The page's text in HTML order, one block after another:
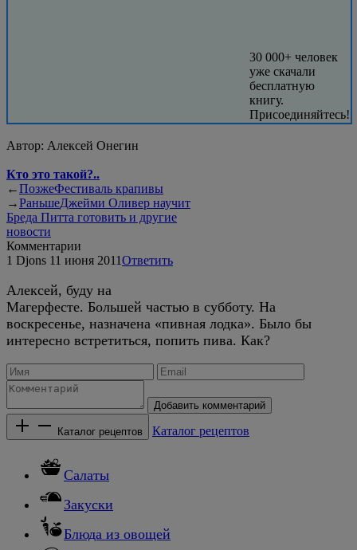
30 000+ человек
уже скачали
бесплатную
книгу.
Присоединяйтесь!
Автор: Алексей Онегин
Кто это такой?..
←ПозжеФестиваль крапивы
→РаньшеДжейми Оливер научит
Бреда Питта готовить и другие
новости
Комментарии
1 Djons 11 июня 2011Ответить
Алексей, буду на
Магерфесте. Большей частью в субботу. На
воскресенье, назначена «пивная лодка». Было бы
интересно встретиться, попить пива. Как?
Добавить комментарий
Каталог рецептов Каталог рецептов
Салаты
Закуски
Блюда из овощей